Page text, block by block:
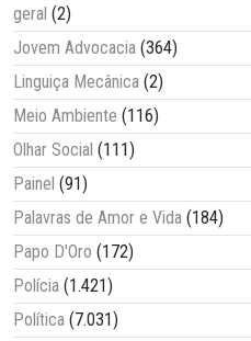
geral (2)
Jovem Advocacia (364)
Linguiça Mecânica (2)
Meio Ambiente (116)
Olhar Social (111)
Painel (91)
Palavras de Amor e Vida (184)
Papo D'Oro (172)
Polícia (1.421)
Política (7.031)